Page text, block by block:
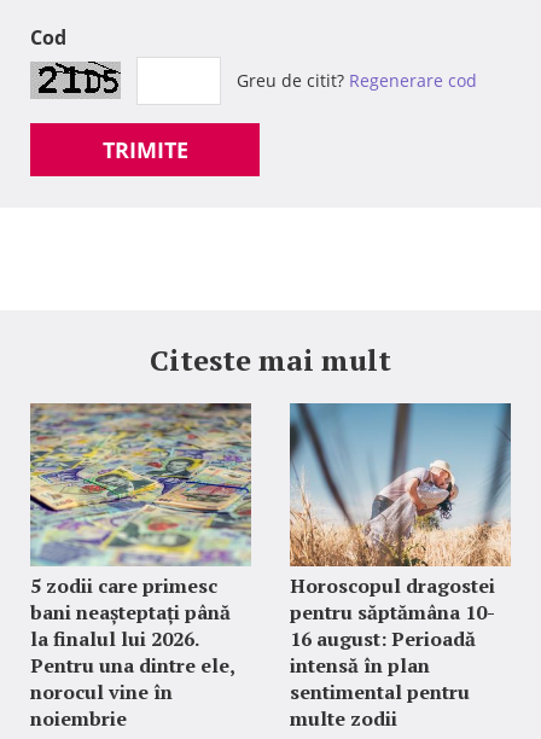
Cod
Greu de citit? Regenerare cod
TRIMITE
Citeste mai mult
5 zodii care primesc
bani neașteptați până
la finalul lui 2026.
Pentru una dintre ele,
norocul vine în
noiembrie
Horoscopul dragostei
pentru săptămâna 10-
16 august: Perioadă
intensă în plan
sentimental pentru
multe zodii